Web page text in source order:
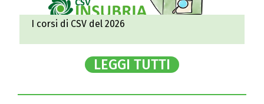
I corsi di CSV del 2026
LEGGI TUTTI